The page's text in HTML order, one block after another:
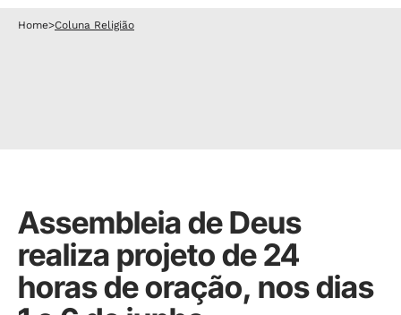
Home>Coluna Religião
Assembleia de Deus
realiza projeto de 24
horas de oração, nos dias